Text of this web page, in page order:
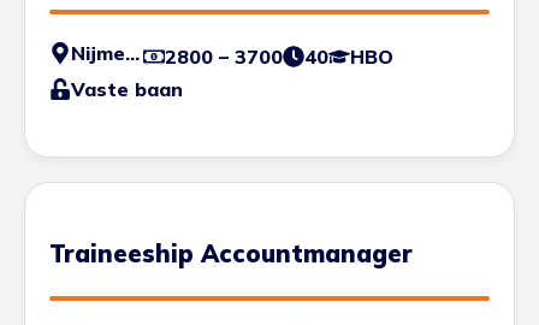
Nijmegen 2800 – 3700 40
HBO
Vaste baan
Traineeship Accountmanager